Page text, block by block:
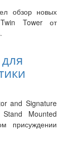
обзор новых
Twin Tower от
and Signature
Mounted
присуждении